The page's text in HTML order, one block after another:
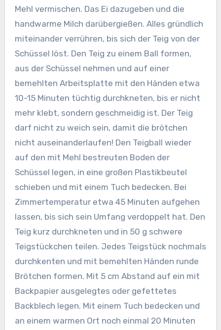
Mehl vermischen. Das Ei dazugeben und die
handwarme Milch darübergießen. Alles gründlich
miteinander verrühren, bis sich der Teig von der
Schüssel löst. Den Teig zu einem Ball formen,
aus der Schüssel nehmen und auf einer
bemehlten Arbeitsplatte mit den Händen etwa
10-15 Minuten tüchtig durchkneten, bis er nicht
mehr klebt, sondern geschmeidig ist. Der Teig
darf nicht zu weich sein, damit die brötchen
nicht auseinanderlaufen! Den Teigball wieder
auf den mit Mehl bestreuten Boden der
Schüssel legen, in eine großen Plastikbeutel
schieben und mit einem Tuch bedecken. Bei
Zimmertemperatur etwa 45 Minuten aufgehen
lassen, bis sich sein Umfang verdoppelt hat. Den
Teig kurz durchkneten und in 50 g schwere
Teigstückchen teilen. Jedes Teigstück nochmals
durchkenten und mit bemehlten Händen runde
Brötchen formen. Mit 5 cm Abstand auf ein mit
Backpapier ausgelegtes oder gefettetes
Backblech legen. Mit einem Tuch bedecken und
an einem warmen Ort noch einmal 20 Minuten